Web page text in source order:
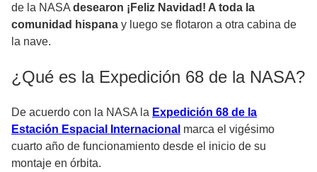
de la NASA desearon ¡Feliz Navidad! A toda la
comunidad hispana y luego se flotaron a otra cabina de
la nave.
¿Qué es la Expedición 68 de la NASA?
De acuerdo con la NASA la Expedición 68 de la
Estación Espacial Internacional marca el vigésimo
cuarto año de funcionamiento desde el inicio de su
montaje en órbita.